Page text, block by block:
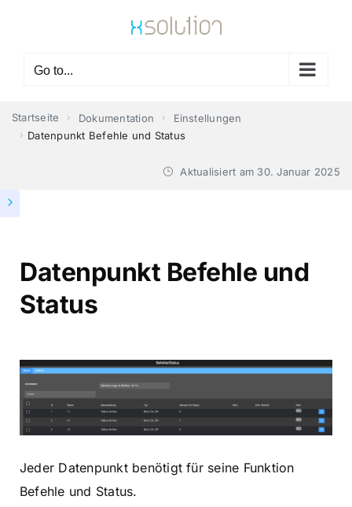
Go to...
Startseite Dokumentation
Einstellungen
Datenpunkt Befehle und Status
Aktualisiert am 30. Januar 2025
Datenpunkt Befehle und
Status
Jeder Datenpunkt benötigt für seine Funktion
Befehle und Status.